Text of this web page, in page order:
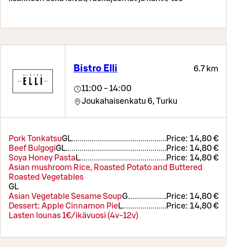
Bistro Elli 6.7 km
11:00 - 14:00
Joukahaisenkatu 6, Turku
Pork TonkatsuGL Price: 14,80 €
Beef BulgogiGL Price: 14,80 €
Soya Honey Pasta L Price: 14,80 €
Asian mushroom Rice, Roasted Potato and Buttered
Roasted Vegetables
GL
Asian Vegetable Sesame SoupG Price: 14,80 €
Dessert: Apple Cinnamon PieL Price: 14,80 €
Lasten lounas 1€/ikävuosi (4v-12v)